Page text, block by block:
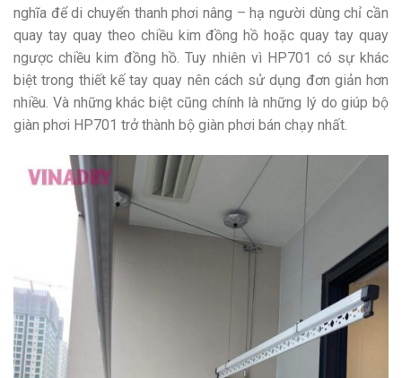
nghĩa để di chuyển thanh phơi nâng – hạ người dùng chỉ cần
quay tay quay theo chiều kim đồng hồ hoặc quay tay quay
ngược chiều kim đồng hồ. Tuy nhiên vì HP701 có sự khác
biệt trong thiết kế tay quay nên cách sử dụng đơn giản hơn
nhiều. Và những khác biệt cũng chính là những lý do giúp bộ
giàn phơi HP701 trở thành bộ giàn phơi bán chạy nhất.